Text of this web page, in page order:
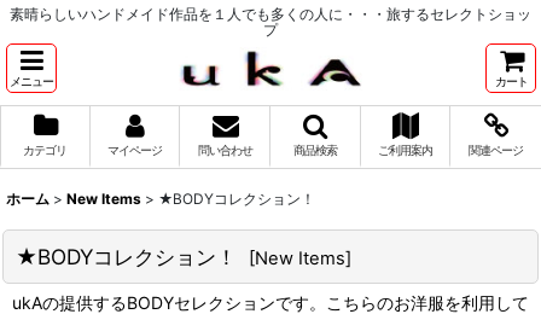
素晴らしいハンドメイド作品を１人でも多くの人に・・・旅するセレクトショッ
プ
メニュー カート
カテゴリ マイページ 問い合わせ 商品検索 ご利用案内 関連ページ
ホーム > New Items > ★BODYコレクション！
★BODYコレクション！ [New Items]
ukAの提供するBODYセレクションです。こちらのお洋服を利用して